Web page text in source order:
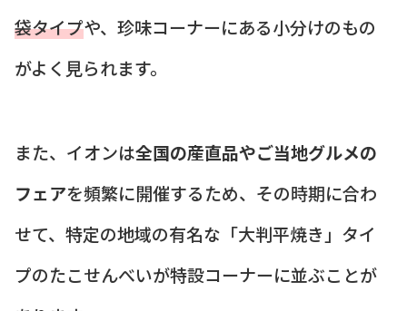
袋タイプや、珍味コーナーにある小分けのもの
がよく見られます。
また、イオンは全国の産直品やご当地グルメの
フェアを頻繁に開催するため、その時期に合わ
せて、特定の地域の有名な「大判平焼き」タイ
プのたこせんべいが特設コーナーに並ぶことが